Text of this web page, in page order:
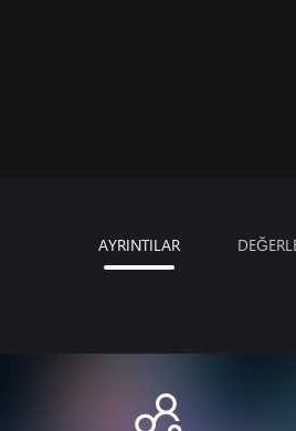
AYRINTILAR